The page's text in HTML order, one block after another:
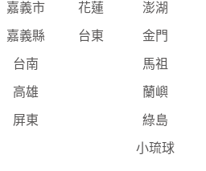
嘉義市 花蓮 澎湖
嘉義縣 台東 金門
台南 馬祖
高雄 蘭嶼
屏東 綠島
小琉球